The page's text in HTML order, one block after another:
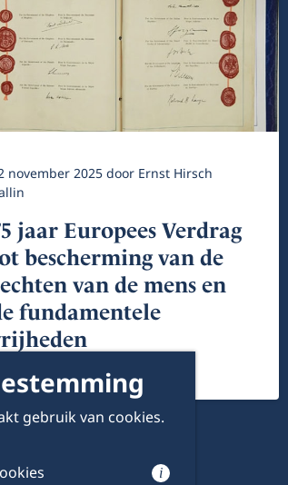
november 2025door Ernst Hirsch
jaar Europees Verdrag
bescherming van de
van de mens en
fundamentele
gebruik van cookies.
i